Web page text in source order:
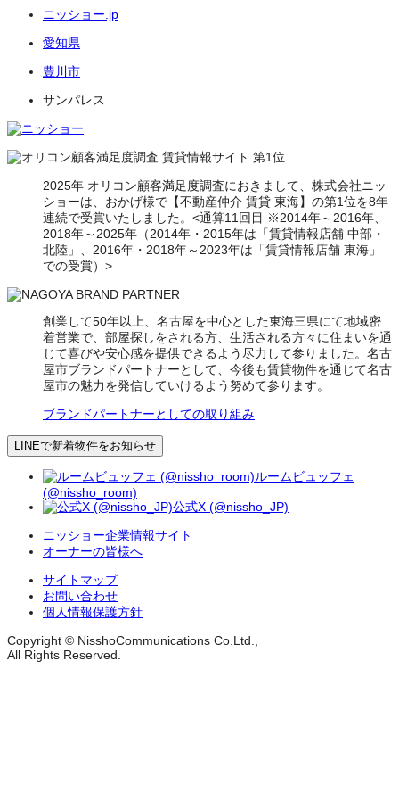
ニッショー.jp
愛知県
豊川市
サンパレス
2025年 オリコン顧客満足度調査におきまして、株式会社ニッ
ショーは、おかげ様で【不動産仲介 賃貸 東海】の第1位を8年
連続で受賞いたしました。<通算11回目 ※2014年～2016年、
2018年～2025年（2014年・2015年は「賃貸情報店舗 中部・
北陸」、2016年・2018年～2023年は「賃貸情報店舗 東海」
での受賞）>
創業して50年以上、名古屋を中心とした東海三県にて地域密
着営業で、部屋探しをされる方、生活される方々に住まいを通
じて喜びや安心感を提供できるよう尽力して参りました。名古
屋市ブランドパートナーとして、今後も賃貸物件を通じて名古
屋市の魅力を発信していけるよう努めて参ります。
ブランドパートナーとしての取り組み
LINEで新着物件をお知らせ
ルームビュッフェ
(@nissho_room)
公式X (@nissho_JP)
ニッショー企業情報サイト
オーナーの皆様へ
サイトマップ
お問い合わせ
個人情報保護方針
Copyright © NisshoCommunications Co.Ltd.,
All Rights Reserved.